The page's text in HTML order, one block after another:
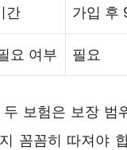
간 가입 후
요 여부 필요
두 보험은 보장 범
꼼꼼히 따져야